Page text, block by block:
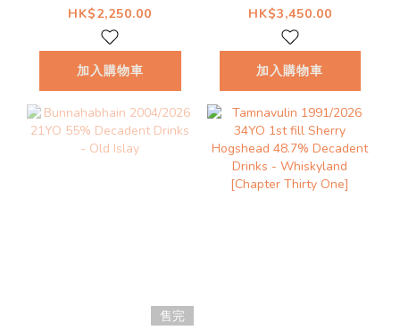
52.8% Decadent
Drinks - Decadent
Drams
HK$2,250.00
加入購物車
Refill Hogshead
41.5% Decadent
Drinks -
[Chapter Twenty
Nine]
HK$3,450.00
加入購物車
售完